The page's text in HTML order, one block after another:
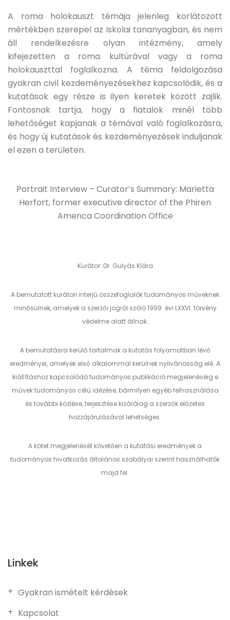
A roma holokauszt témája jelenleg korlátozott
mértékben szerepel az iskolai tananyagban, és nem
áll rendelkezésre olyan intézmény, amely
kifejezetten a roma kultúrával vagy a roma
holokauszttal foglalkozna. A téma feldolgozása
gyakran civil kezdeményezésekhez kapcsolódik, és a
kutatások egy része is ilyen keretek között zajlik.
Fontosnak tartja, hogy a fiatalok minél több
lehetőséget kapjanak a témával való foglalkozásra,
és hogy új kutatások és kezdeményezések induljanak
el ezen a területen.
Portrait Interview – Curator’s Summary: Marietta
Herfort, former executive director of the Phiren
Amenca Coordination Office
Kurátor: Dr. Gulyás Klára
A bemutatott kurátori interjú összefoglalók tudományos műveknek
minősülnek, amelyek a szerzői jogról szóló 1999. évi LXXVI. törvény
védelme alatt állnak.
A bemutatásra kerülő tartalmak a kutatás folyamatban lévő
eredményei, amelyek első alkalommal kerülnek nyilvánosság elé. A
kiállításhoz kapcsolódó tudományos publikáció megjelenéséig e
művek tudományos célú idézése, bármilyen egyéb felhasználása
és további közlése, terjesztése kizárólag a szerzők előzetes
hozzájárulásával lehetséges.
A kötet megjelenését követően a kutatási eredmények a
tudományos hivatkozás általános szabályai szerint használhatók
majd fel.
Linkek
Gyakran ismételt kérdések
Kapcsolat